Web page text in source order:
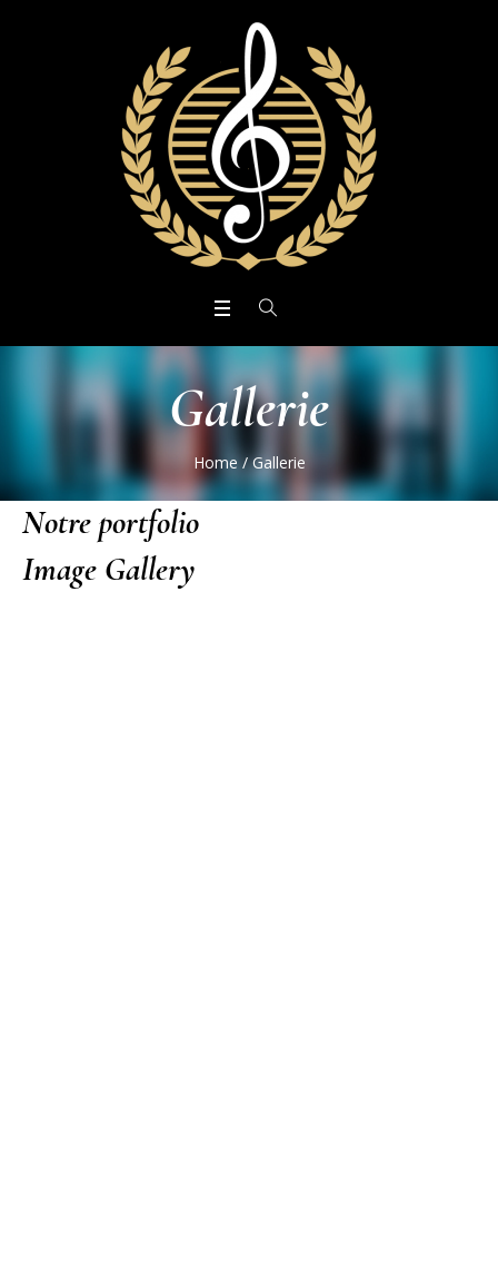
Gallerie
Home /Gallerie
Notre portfolio
Image Gallery